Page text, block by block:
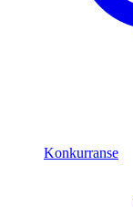
Konkurranse